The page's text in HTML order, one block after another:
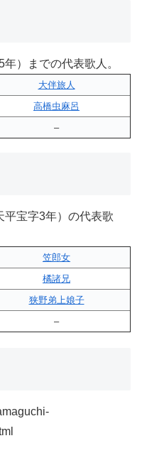
）までの代表歌人。
大伴旅人
高橋虫麻呂
–
宝字3年）の代表歌
笠郎女
橘諸兄
狭野弟上娘子
–